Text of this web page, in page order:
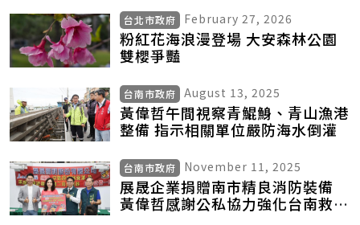
台北市政府 February 27, 2026
粉紅花海浪漫登場 大安森林公園
雙櫻爭豔
台南市政府 August 13, 2025
黃偉哲午間視察青鯤鯓、青山漁港
整備 指示相關單位嚴防海水倒灌
台南市政府 November 11, 2025
展晟企業捐贈南市精良消防裝備
黃偉哲感謝公私協力強化台南救災